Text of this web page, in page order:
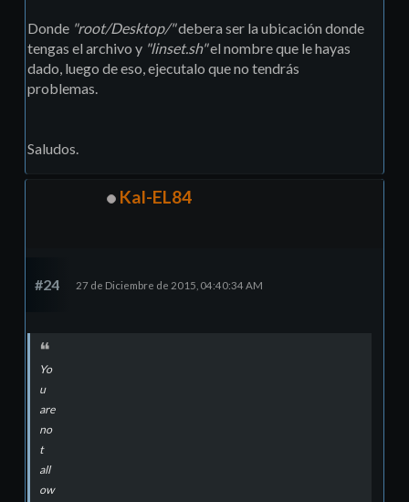
Donde "root/Desktop/"debera ser la ubicación donde
tengas el archivo y "linset.sh"el nombre que le hayas
dado, luego de eso, ejecutalo que no tendrás
problemas.
Saludos.
Kal-EL84
#24 27 de Diciembre de 2015, 04:40:34 AM
Yo
u
are
no
t
all
ow